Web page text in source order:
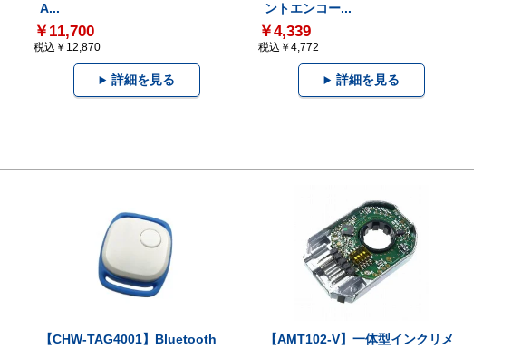
A...
￥11,700
税込￥12,870
詳細を見る
ントエンコー...
￥4,339
税込￥4,772
詳細を見る
【CHW-TAG4001】Bluetooth
【AMT102-V】一体型インクリメ